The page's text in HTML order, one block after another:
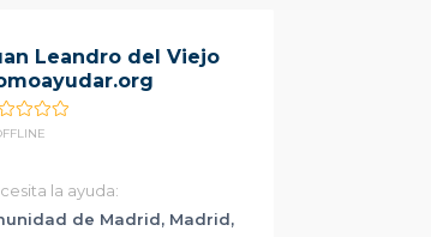
Leandro del Viejo
la ayuda:
de Madrid, Madrid,